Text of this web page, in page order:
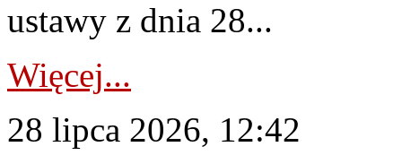
ustawy z dnia 28...
Więcej...
28 lipca 2026, 12:42